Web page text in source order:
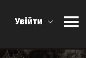
Увійти